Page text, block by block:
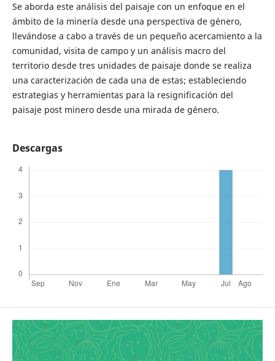
Se aborda este análisis del paisaje con un enfoque en el
ámbito de la minería desde una perspectiva de género,
llevándose a cabo a través de un pequeño acercamiento a la
comunidad, visita de campo y un análisis macro del
territorio desde tres unidades de paisaje donde se realiza
una caracterización de cada una de estas; estableciendo
estrategias y herramientas para la resignificación del
paisaje post minero desde una mirada de género.
Descargas